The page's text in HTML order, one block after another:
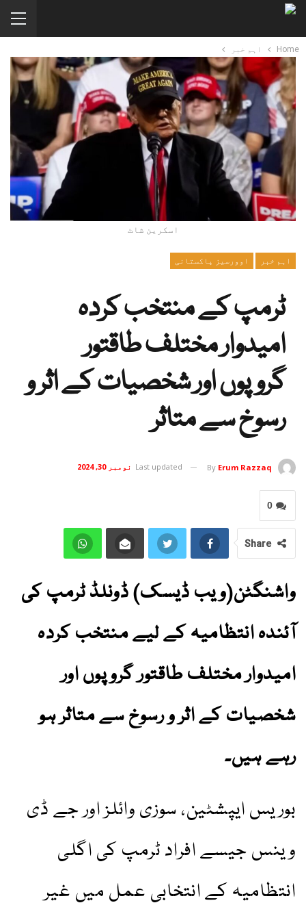
Home اہم خبر
اسکرین شاٹ
اہم خبر اوورسیز پاکستانی
ٹرمپ کے منتخب کردہ
امیدوار مختلف طاقتور
گروپوں اور شخصیات کے اثر و
رسوخ سے متاثر
By Erum Razzaq
Last updated نومبر 30, 2024
0
Share
واشنگٹن(ویب ڈیسک) ڈونلڈ ٹرمپ کی
آئندہ انتظامیہ کے لیے منتخب کردہ
امیدوار مختلف طاقتور گروپوں اور
شخصیات کے اثر و رسوخ سے متاثر ہو
رہے ہیں۔
بوریس ایپشٹین، سوزی وائلز اور جے ڈی
وینس جیسے افراد ٹرمپ کی اگلی
انتظامیہ کے انتخابی عمل میں غیر